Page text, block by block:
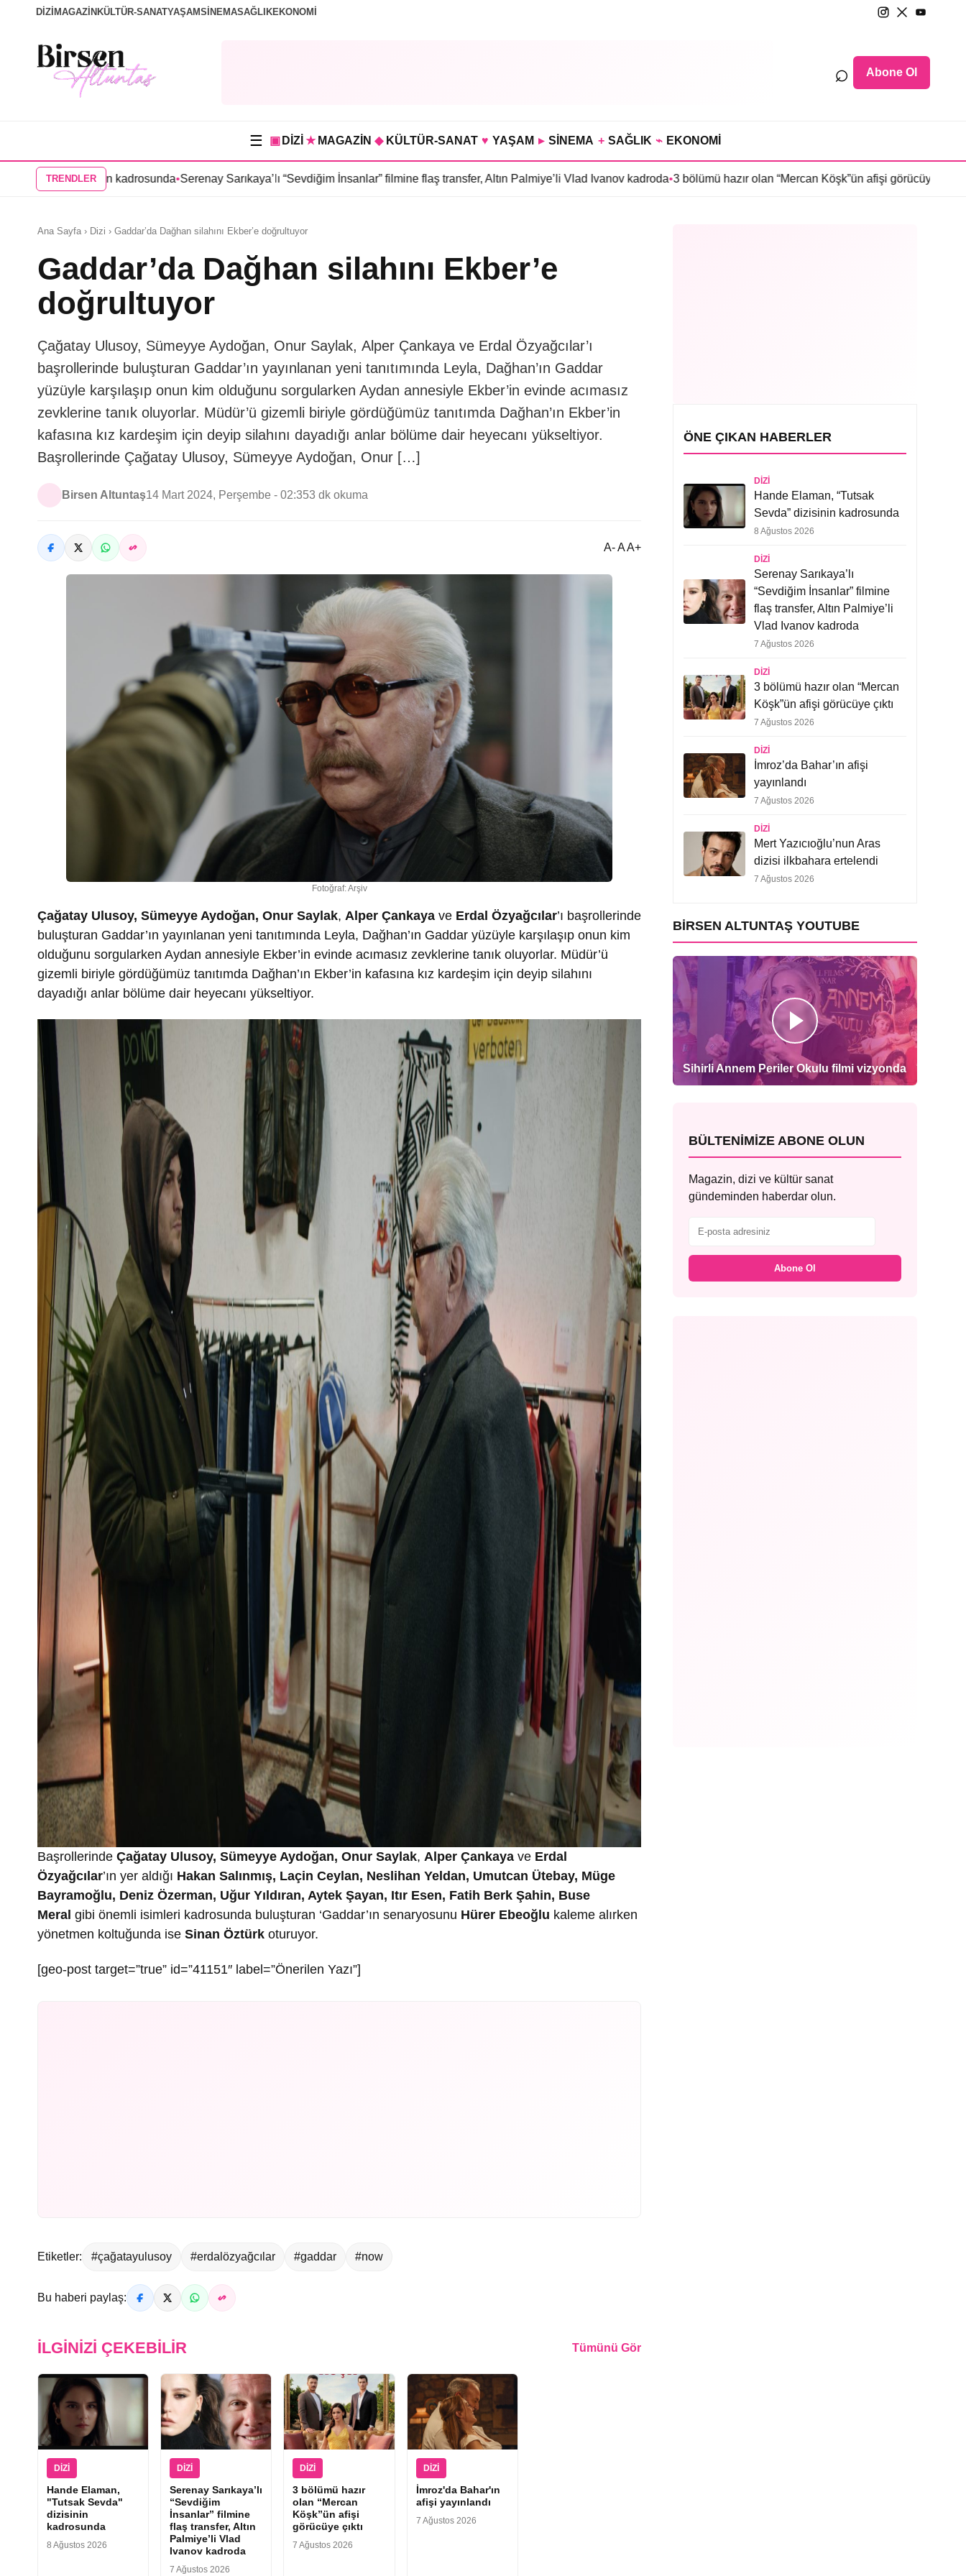
DİZİ MAGAZİN KÜLTÜR-SANATYAŞAMSİNEMASAĞLIKEKONOMİ
⌕ Abone Ol
☰ ▣ DİZİ ★ MAGAZİN ◆ KÜLTÜR-SANAT ♥ YAŞAM ▸ SİNEMA + SAĞLIK ⌁ EKONOMİ
TRENDLER
dizisinin kadrosunda •Serenay Sarıkaya’lı “Sevdiğim İnsanlar” filmine flaş transfer, Altın Palmiye’li Vlad Ivanov kadroda•3 bölümü hazır olan “Mercan Köşk”ün afişi görücüye çıktı•İmroz’da
Ana Sayfa › Dizi › Gaddar’da Dağhan silahını Ekber’e doğrultuyor
Gaddar’da Dağhan silahını Ekber’e
doğrultuyor
Çağatay Ulusoy, Sümeyye Aydoğan, Onur Saylak, Alper Çankaya ve Erdal Özyağcılar’ı
başrollerinde buluşturan Gaddar’ın yayınlanan yeni tanıtımında Leyla, Dağhan’ın Gaddar
yüzüyle karşılaşıp onun kim olduğunu sorgularken Aydan annesiyle Ekber’in evinde acımasız
zevklerine tanık oluyorlar. Müdür’ü gizemli biriyle gördüğümüz tanıtımda Dağhan’ın Ekber’in
kafasına kız kardeşim için deyip silahını dayadığı anlar bölüme dair heyecanı yükseltiyor.
Başrollerinde Çağatay Ulusoy, Sümeyye Aydoğan, Onur […]
Birsen Altuntaş14 Mart 2024, Perşembe - 02:353 dk okuma
A- A A+
Fotoğraf: Arşiv
Çağatay Ulusoy, Sümeyye Aydoğan, Onur Saylak, Alper Çankaya ve Erdal Özyağcılar’ı başrollerinde
buluşturan Gaddar’ın yayınlanan yeni tanıtımında Leyla, Dağhan’ın Gaddar yüzüyle karşılaşıp onun kim
olduğunu sorgularken Aydan annesiyle Ekber’in evinde acımasız zevklerine tanık oluyorlar. Müdür’ü
gizemli biriyle gördüğümüz tanıtımda Dağhan’ın Ekber’in kafasına kız kardeşim için deyip silahını
dayadığı anlar bölüme dair heyecanı yükseltiyor.
Başrollerinde Çağatay Ulusoy, Sümeyye Aydoğan, Onur Saylak, Alper Çankaya ve Erdal
Özyağcılar’ın yer aldığı Hakan Salınmış, Laçin Ceylan, Neslihan Yeldan, Umutcan Ütebay, Müge
Bayramoğlu, Deniz Özerman, Uğur Yıldıran, Aytek Şayan, Itır Esen, Fatih Berk Şahin, Buse
Meral gibi önemli isimleri kadrosunda buluşturan ‘Gaddar’ın senaryosunu Hürer Ebeoğlu kaleme alırken
yönetmen koltuğunda ise Sinan Öztürk oturuyor.
[geo-post target=”true” id=”41151″ label=”Önerilen Yazı”]
Etiketler: #çağatayulusoy #erdalözyağcılar #gaddar #now
Bu haberi paylaş:
İLGINIZI ÇEKEBILIR Tümünü Gör
DIZI
Hande Elaman,
"Tutsak Sevda"
dizisinin
kadrosunda
8 Ağustos 2026
DIZI
Serenay Sarıkaya’lı
“Sevdiğim
İnsanlar” filmine
flaş transfer, Altın
Palmiye’li Vlad
Ivanov kadroda
7 Ağustos 2026
DIZI
3 bölümü hazır
olan “Mercan
Köşk”ün afişi
görücüye çıktı
7 Ağustos 2026
DIZI
İmroz'da Bahar'ın
afişi yayınlandı
7 Ağustos 2026
ÖNE ÇIKAN HABERLER
DIZI
Hande Elaman, “Tutsak
Sevda” dizisinin kadrosunda
8 Ağustos 2026
DIZI
Serenay Sarıkaya’lı
“Sevdiğim İnsanlar” filmine
flaş transfer, Altın Palmiye’li
Vlad Ivanov kadroda
7 Ağustos 2026
DIZI
3 bölümü hazır olan “Mercan
Köşk”ün afişi görücüye çıktı
7 Ağustos 2026
DIZI
İmroz’da Bahar’ın afişi
yayınlandı
7 Ağustos 2026
DIZI
Mert Yazıcıoğlu’nun Aras
dizisi ilkbahara ertelendi
7 Ağustos 2026
BIRSEN ALTUNTAŞ YOUTUBE
Sihirli Annem Periler Okulu filmi vizyonda
BÜLTENIMIZE ABONE OLUN
Magazin, dizi ve kültür sanat
gündeminden haberdar olun.
Abone Ol